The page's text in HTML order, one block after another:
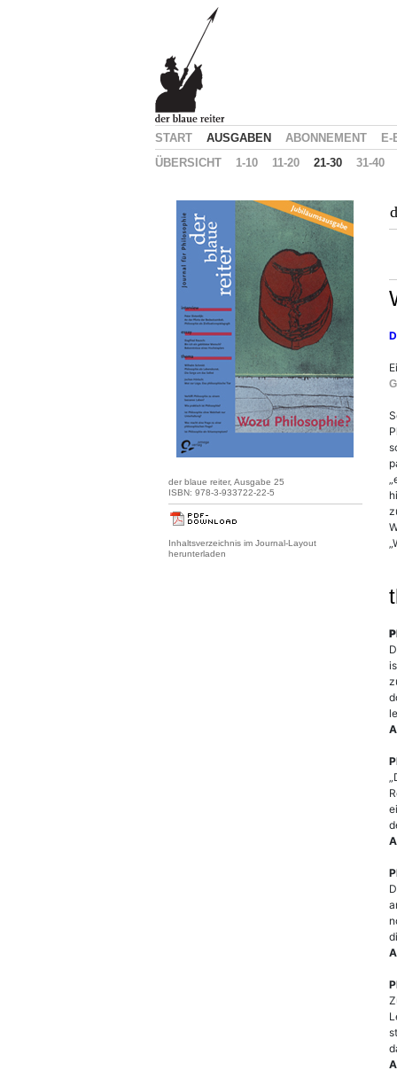
START AUSGABEN ABONNEMENT E-
ÜBERSICHT
1-10 11-20 21-30 31-40
der blaue reiter, Ausgabe 25
ISBN: 978-3-933722-22-5
Inhaltsverzeichnis im Journal-Layout
herunterladen